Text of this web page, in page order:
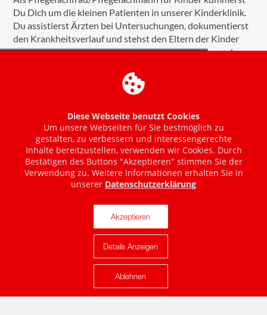
Karte anzeigen
Diese Webseite benutzt Cookies
Um unsere Webseiten für Sie bestmöglich zu
gestalten, zu verbessern und interessengerechte
Inhalte bereitzustellen, verwenden wir Cookies. Durch
Bestätigen des Buttons "Akzeptieren" stimmen Sie der
Verwendung zu. Weitere Informationen erhalten Sie in
unserer Datenschutzerklärung
Akzeptieren
Details Anzeigen
Ablehnen